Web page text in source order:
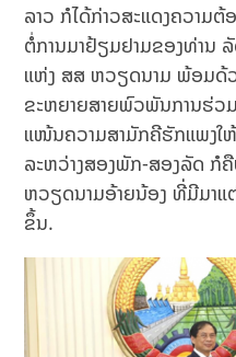
ລາວ ກໍໄດ້ກ່າວສະແດງຄວາມ
ຕໍ່ການມາຢ້ຽມຢາມຂອງທ່ານ
ແຫ່ງ ສສ ຫວຽດນາມ ພ້ອມດ້ວ
ຂະຫຍາຍສາຍພົວພັນການຮ່ວ
ແໜ້ນຄວາມສາມັກຄີຮັກແພງໃ
ລະຫວ່າງສອງພັກ-ສອງລັດ ກໍ
ຫວຽດນາມອ້າຍນ້ອງ ທີ່ມີມາ
ຂຶ້ນ.